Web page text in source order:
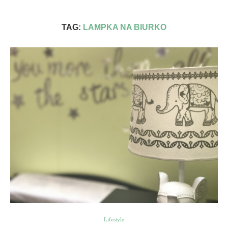
TAG: LAMPKA NA BIURKO
Lifestyle